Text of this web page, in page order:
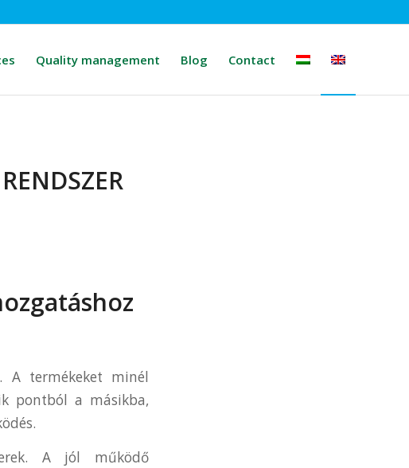
Quality management Blog Contact
A termékeket minél
pontból a másikba,
A jól működő